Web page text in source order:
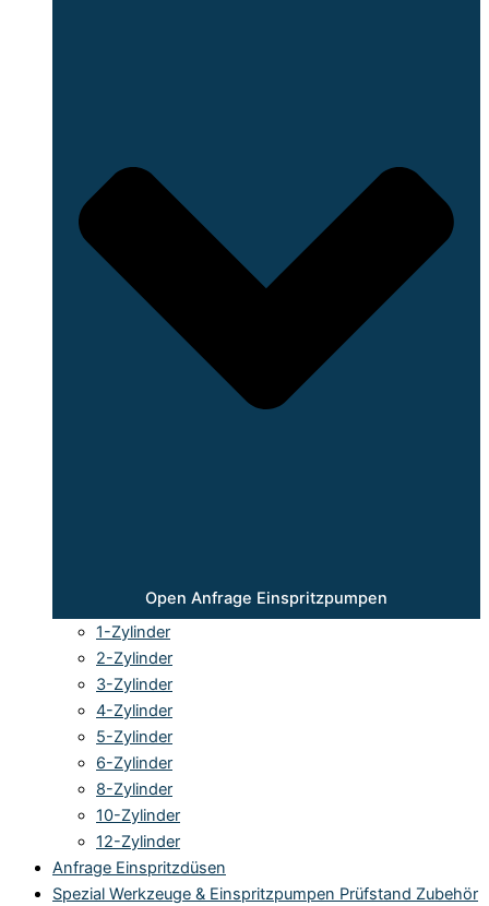
Open Anfrage Einspritzpumpen
1-Zylinder
2-Zylinder
3-Zylinder
4-Zylinder
5-Zylinder
6-Zylinder
8-Zylinder
10-Zylinder
12-Zylinder
Anfrage Einspritzdüsen
Spezial Werkzeuge & Einspritzpumpen Prüfstand Zubehör